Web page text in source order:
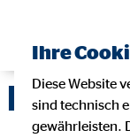
Ihre
Diese Website
sind technisch
gewährleisten.